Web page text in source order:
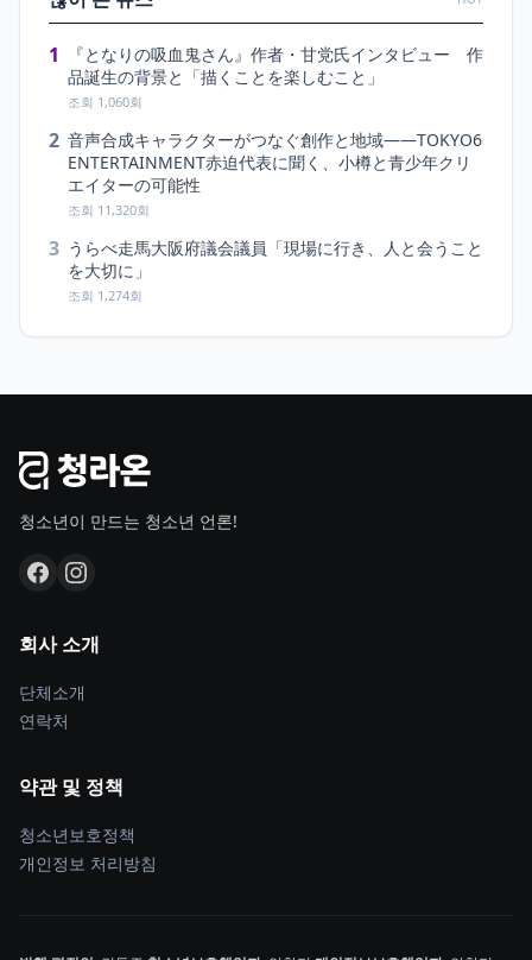
1
『となりの吸血鬼さん』作者・甘党氏インタビュー 作
品誕生の背景と「描くことを楽しむこと」
조회 1,060회
2 音声合成キャラクターがつなぐ創作と地域――TOKYO6
ENTERTAINMENT赤迫代表に聞く、小樽と青少年クリ
エイターの可能性
조회 11,320회
3 うらべ走馬大阪府議会議員「現場に行き、人と会うこと
を大切に」
조회 1,274회
청소년이 만드는 청소년 언론!
회사 소개
단체소개
연락처
약관 및 정책
청소년보호정책
개인정보 처리방침